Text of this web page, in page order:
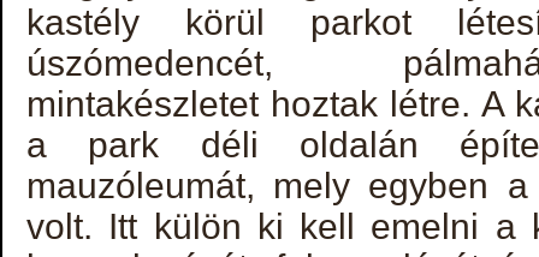
kastély körül parkot
úszómedencét,
mintakészletet hoztak létre. A
a park déli oldalán
mauzóleumát, mely egyben
volt. Itt külön ki kell emelni a